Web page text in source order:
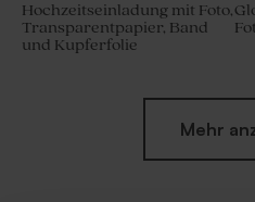
Hochzeitseinladung mit Foto,
Transparentpapier, Band
und Kupferfolie
Mehr